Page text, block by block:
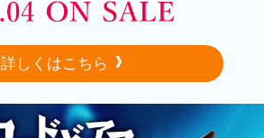
詳しくはこちら